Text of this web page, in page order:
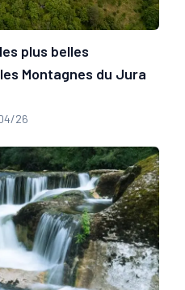
plus belles
Montagnes du Jura
26